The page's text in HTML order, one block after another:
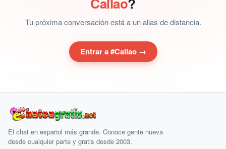
Tu próxima conversación está a un alias de distancia.
Entrar a #Callao →
El chat en español más grande. Conoce gente nueva
desde cualquier parte y gratis desde 2003.